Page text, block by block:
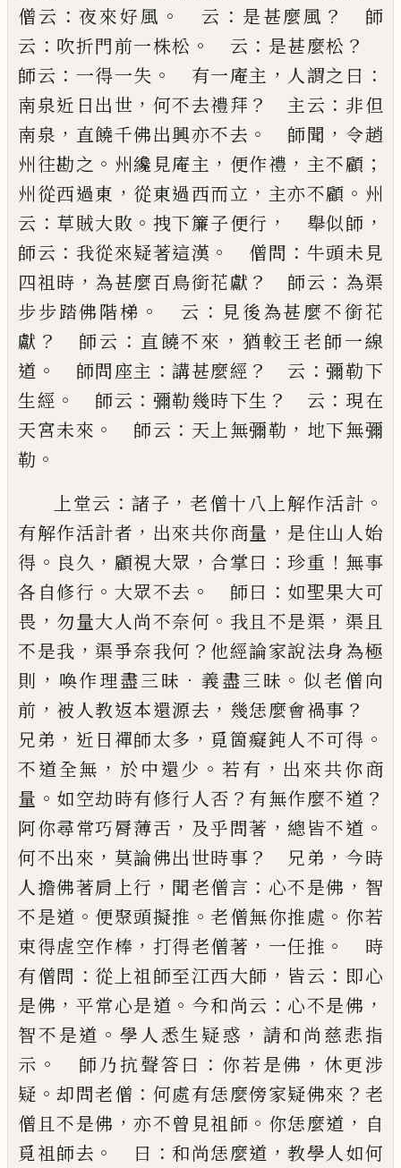
僧云 ： 夜來好風 。 云 ： 是甚麼風 ？
師
云 ： 吹折門前一株松 。 云 ： 是甚麼松 ？
師云 ： 一得一失 。 有一庵主 ， 人謂之曰 ：
南泉近 日出世 ， 何不去禮拜 ？ 主云 ： 非但
南泉 ， 直饒千佛出興亦不去 。 師聞 ，令趙
州往勘之 。 州纔見庵主 ， 便作禮 ， 主不顧 ；
州從西過東 ， 從東過西而立 ， 主亦不顧 。 州
云 ： 草賊大敗 。 拽下簾子便行 ， 舉似師 ，
師云 ： 我從來疑著這漢 。 僧問 ： 牛頭未見
四祖時 ， 為甚麼百鳥銜花獻 ？ 師云 ： 為渠
步步踏佛階梯 。 云 ： 見後為甚麼不銜花
獻 ？ 師云 ： 直饒不來 ， 猶較王老師一線
道 。 師問座主 ： 講甚麼經 ？ 云 ：彌勒下
生經 。 師云 ： 彌勒幾時下生 ？ 云 ： 現在
天宮未來 。 師云 ： 天上無彌勒 ， 地下無彌
勒 。
上堂云 ： 諸子 ， 老僧十八上解作活計 。
有解作活計者 ， 出來共你商量 ， 是住山人始
得 。 良久 ， 顧視大眾 ， 合掌曰 ： 珍重 ！ 無事
各自修行 。 大眾不去 。 師曰 ： 如聖果大可
畏 ， 勿量大人尚不奈何 。 我且不是渠 ， 渠且
不是我 ， 渠爭奈我何 ？ 他經論家說法身為極
則 ， 喚作理盡三昧 ． 義盡三昧 。似老僧向
前 ， 被人教返本還源去 ， 幾恁麼會禍事 ？
兄弟 ， 近日禪師太多 ， 覓箇癡鈍人不可得 。
不道全無 ， 於中還少 。 若有 ， 出來共你商
量 。 如空劫時有修行人否 ？ 有無作麼不道 ？
阿你尋常巧脣薄舌 ， 及乎問著 ， 總皆不道 。
何不出來 ， 莫論佛出世時事 ？ 兄弟 ， 今時
人擔佛著肩上行 ， 聞老僧言 ： 心不是佛 ， 智
不是道 。 便聚頭擬推 。 老僧無你推處 。 你若
束得虗空作棒 ， 打得老僧著 ， 一任推 。
時
有僧問 ： 從上祖師至江西大師 ， 皆云 ： 即心
是佛 ， 平常心是道 。 今和尚云 ： 心不是佛 ，
智不是道 。 學人悉生疑惑 ， 請和尚慈悲指
示 。 師乃抗聲答曰 ： 你若是佛 ， 休更涉
疑 。却問老僧 ： 何處有恁麼傍家疑佛來 ？ 老
僧且不是佛 ，亦不曾見祖師 。 你恁麼道 ， 自
覓祖師去 。 曰 ： 和尚恁麼道 ，教學人如何